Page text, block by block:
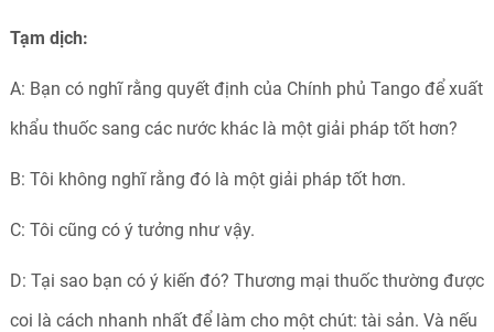
Tạm dịch:
A: Bạn có nghĩ rằng quyết định của Chính phủ Tango để xuất
khẩu thuốc sang các nước khác là một giải pháp tốt hơn?
B: Tôi không nghĩ rằng đó là một giải pháp tốt hơn.
C: Tôi cũng có ý tưởng như vậy.
D: Tại sao bạn có ý kiến đó? Thương mại thuốc thường được
coi là cách nhanh nhất để làm cho một chút: tài sản. Và nếu